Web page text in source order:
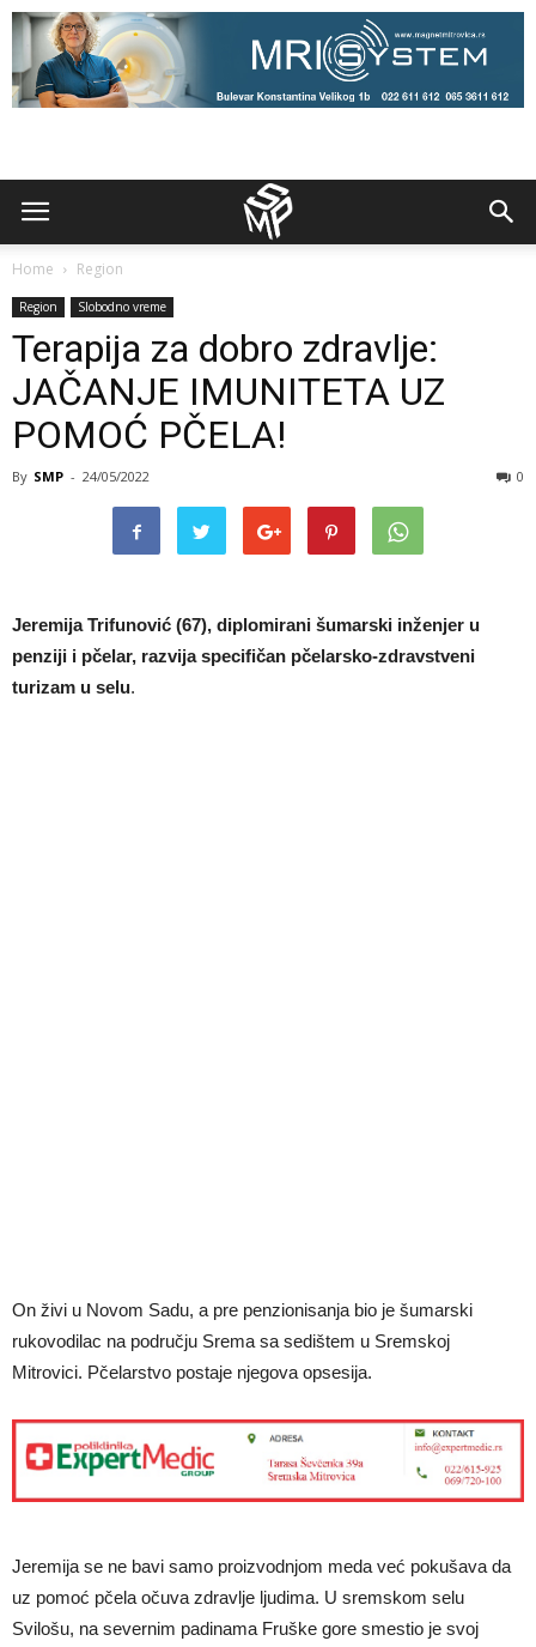
Home Region
Region Slobodno vreme
Terapija za dobro zdravlje:
JAČANJE IMUNITETA UZ
POMOĆ PČELA!
By SMP - 24/05/2022 0
Jeremija Trifunović (67), diplomirani šumarski inženjer u
penziji i pčelar, razvija specifičan pčelarsko-zdravstveni
turizam u selu.
On živi u Novom Sadu, a pre penzionisanja bio je šumarski
rukovodilac na području Srema sa sedištem u Sremskoj
Mitrovici. Pčelarstvo postaje njegova opsesija.
Jeremija se ne bavi samo proizvodnjom meda već pokušava da
uz pomoć pčela očuva zdravlje ljudima. U sremskom selu
Svilošu, na severnim padinama Fruške gore smestio je svoj